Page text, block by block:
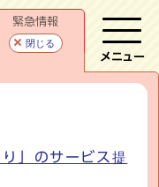
緊急情報
閉じる
」のサービス提
メニュー